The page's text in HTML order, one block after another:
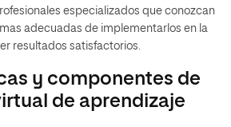
especializados que conozcan
adecuadas de implementarlos en la
resultados satisfactorios.
y componentes de
de aprendizaje